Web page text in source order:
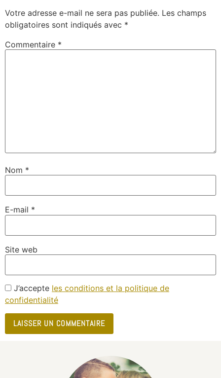
Votre adresse e-mail ne sera pas publiée. Les champs
obligatoires sont indiqués avec *
Commentaire *
Nom *
E-mail *
Site web
J’accepte les conditions et la politique de
confidentialité